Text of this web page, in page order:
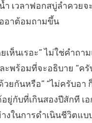
เวลาฟอกสบู่ลำควยจ
อาต้อมถามขึ้น
ยเห็นเรอะ” ไม่ใช่คำถ
พร้อมที่จะอธิบาย “ครั
วยกันหรือ” “ไม่ครับอ
ยู่กับที่เกินสองปีสักที เ
งในการดำเนินชีวิตแ